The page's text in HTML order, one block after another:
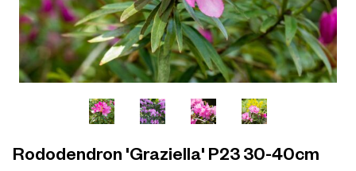
Rododendron 'Graziella' P23 30-40cm